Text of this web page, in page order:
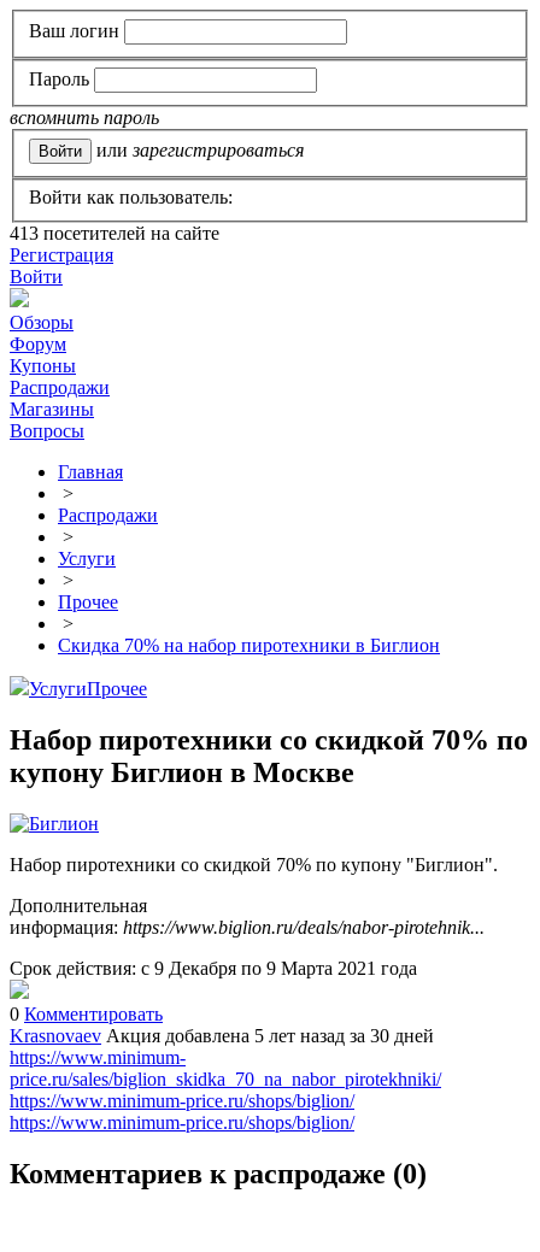
Ваш логин
Пароль
вспомнить пароль
или зарегистрироваться
Войти как пользователь:
413 посетителей на сайте
Регистрация
Войти
Обзоры
Форум
Купоны
Распродажи
Магазины
Вопросы
Главная
>
Распродажи
>
Услуги
>
Прочее
>
Скидка 70% на набор пиротехники в Биглион
УслугиПрочее
Набор пиротехники со скидкой 70% по
купону Биглион в Москве
Набор пиротехники со скидкой 70% по купону "Биглион".
Дополнительная
информация: https://www.biglion.ru/deals/nabor-pirotehnik...
Срок действия: с 9 Декабря по 9 Марта 2021 года
0 Комментировать
Krasnovaev Акция добавлена 5 лет назад за 30 дней
https://www.minimum-
price.ru/sales/biglion_skidka_70_na_nabor_pirotekhniki/
https://www.minimum-price.ru/shops/biglion/
https://www.minimum-price.ru/shops/biglion/
Комментариев к распродаже (0)